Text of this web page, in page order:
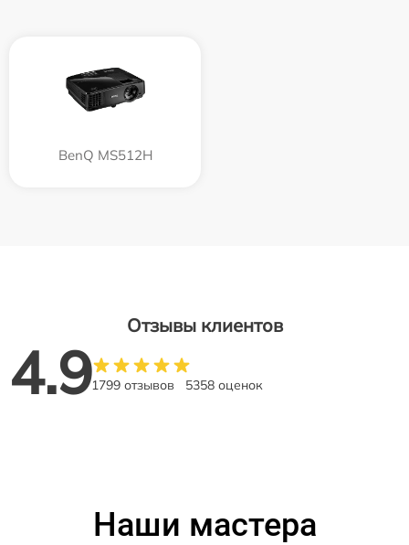
BenQ MS512H
Отзывы клиентов
4.91799 отзывов 5358 оценок
Наши мастера